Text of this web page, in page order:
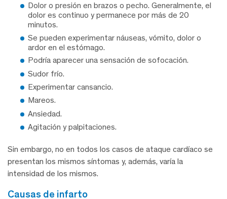
Dolor o presión en brazos o pecho. Generalmente, el
dolor es continuo y permanece por más de 20
minutos.
Se pueden experimentar náuseas, vómito, dolor o
ardor en el estómago.
Podría aparecer una sensación de sofocación.
Sudor frío.
Experimentar cansancio.
Mareos.
Ansiedad.
Agitación y palpitaciones.
Sin embargo, no en todos los casos de ataque cardíaco se
presentan los mismos síntomas y, además, varía la
intensidad de los mismos.
causas de infarto